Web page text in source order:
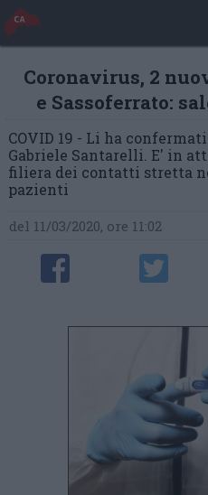
Coronavirus, 2
e Sassoferrato:
COVID 19 - Li ha
Gabriele Santarelli. E' in
filiera dei contatti stretta
pazienti
del 11/03/2020, ore 11:02